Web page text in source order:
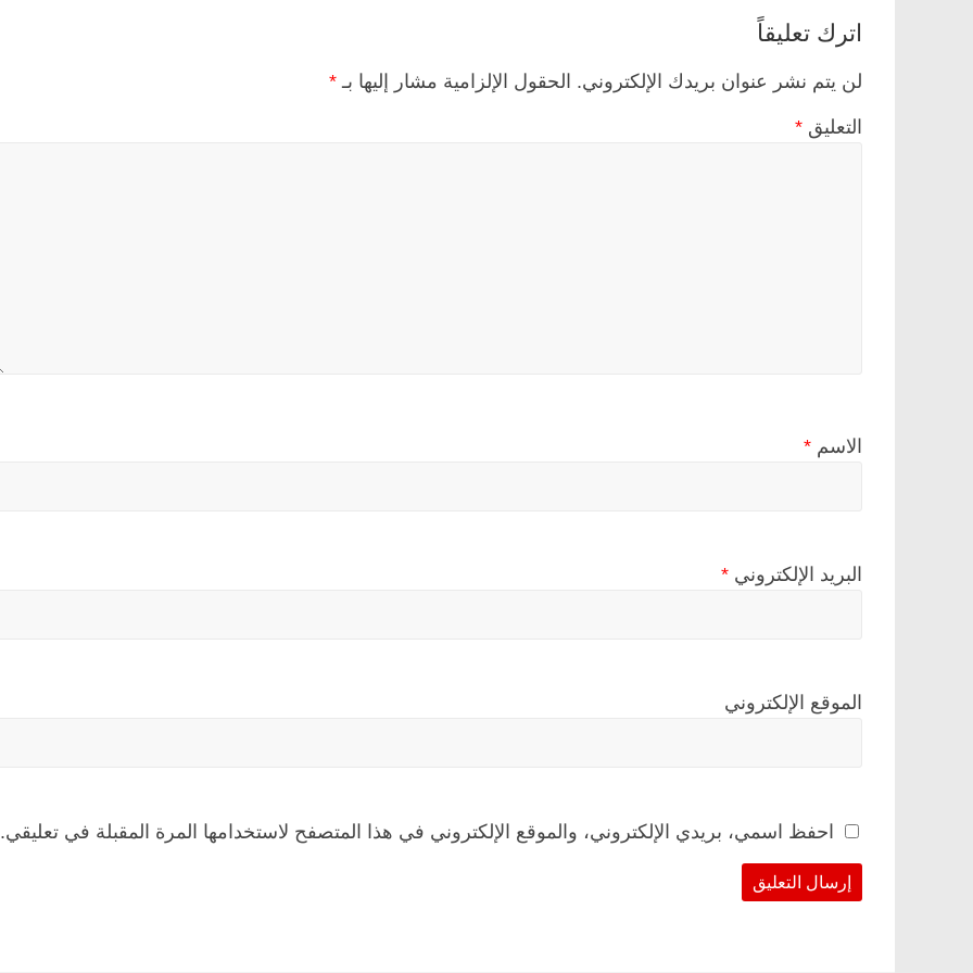
اترك تعليقاً
لن يتم نشر عنوان بريدك الإلكتروني. الحقول الإلزامية مشار إليها بـ *
التعليق *
الاسم *
البريد الإلكتروني *
الموقع الإلكتروني
احفظ اسمي، بريدي الإلكتروني، والموقع الإلكتروني في هذا المتصفح لاستخدامها المرة المقبلة في تعليقي.